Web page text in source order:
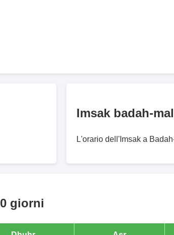
Imsak badah-
L'orario dell'Imsak a
giorni